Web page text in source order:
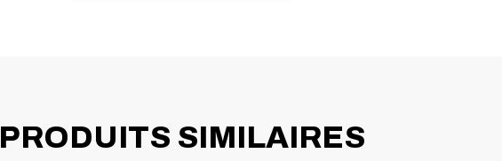
PRODUITS SIMILAIRES